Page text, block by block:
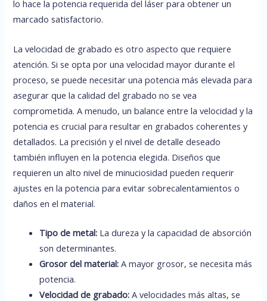
lo hace la potencia requerida del láser para obtener un
marcado satisfactorio.
La velocidad de grabado es otro aspecto que requiere
atención. Si se opta por una velocidad mayor durante el
proceso, se puede necesitar una potencia más elevada para
asegurar que la calidad del grabado no se vea
comprometida. A menudo, un balance entre la velocidad y la
potencia es crucial para resultar en grabados coherentes y
detallados. La precisión y el nivel de detalle deseado
también influyen en la potencia elegida. Diseños que
requieren un alto nivel de minuciosidad pueden requerir
ajustes en la potencia para evitar sobrecalentamientos o
daños en el material.
Tipo de metal: La dureza y la capacidad de absorción
son determinantes.
Grosor del material: A mayor grosor, se necesita más
potencia.
Velocidad de grabado: A velocidades más altas, se